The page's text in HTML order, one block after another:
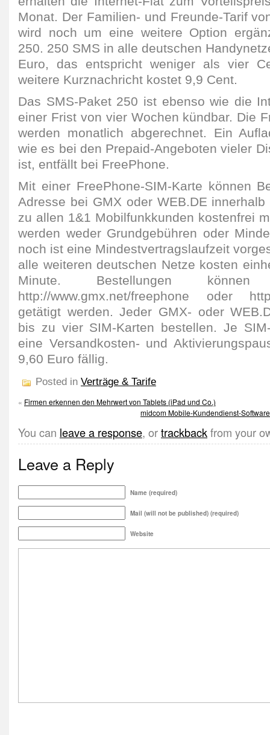
Monat. Der Familien- und Freunde-Tarif
wird noch um eine weitere Option
250. 250 SMS in alle deutschen
Euro, das entspricht weniger als vier
weitere Kurznachricht kostet 9,9 Cent.
Das SMS-Paket 250 ist ebenso wie die
einer Frist von vier Wochen kündbar. Die
werden monatlich abgerechnet. Ein
wie es bei den Prepaid-Angeboten vieler
ist, entfällt bei FreePhone.
Mit einer FreePhone-SIM-Karte können
Adresse bei GMX oder WEB.DE
zu allen 1&1 Mobilfunkkunden kostenfrei
werden weder Grundgebühren oder
noch ist eine Mindestvertragslaufzeit
alle weiteren deutschen Netze kosten
Minute. Bestellungen
http://www.gmx.net/freephone oder
getätigt werden. Jeder GMX- oder
bis zu vier SIM-Karten bestellen. Je
eine Versandkosten- und
9,60 Euro fällig.
Posted in Verträge & Tarife
« Firmen erkennen den Mehrwert von Tablets (iPad und Co.)
midcom Mobile-Kundendienst-
You can leave a response, ortrackbackfrom your
Leave a Reply
Name (required)
Mail (will not be published) (required)
Website